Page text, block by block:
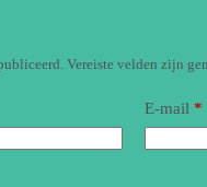
Vereiste velden zijn
E-mail *